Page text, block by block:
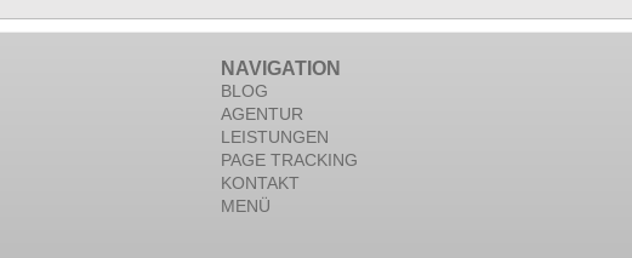
NAVIGATION
BLOG
AGENTUR
LEISTUNGEN
PAGE TRACKING
KONTAKT
MENÜ